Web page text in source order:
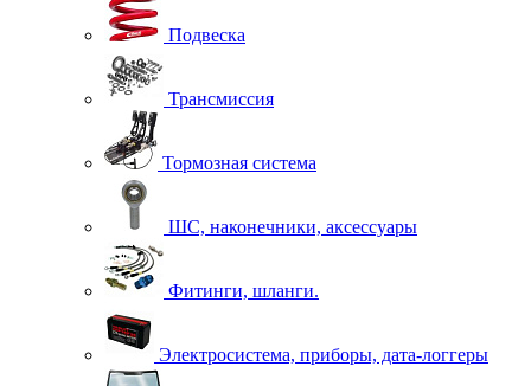
Подвеска
Трансмиссия
Тормозная система
ШС, наконечники, аксессуары
Фитинги, шланги.
Электросистема, приборы, дата-логгеры